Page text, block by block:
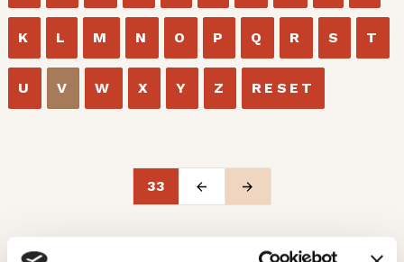
K L M N O P Q R S T
U V W X Y Z RESET
33